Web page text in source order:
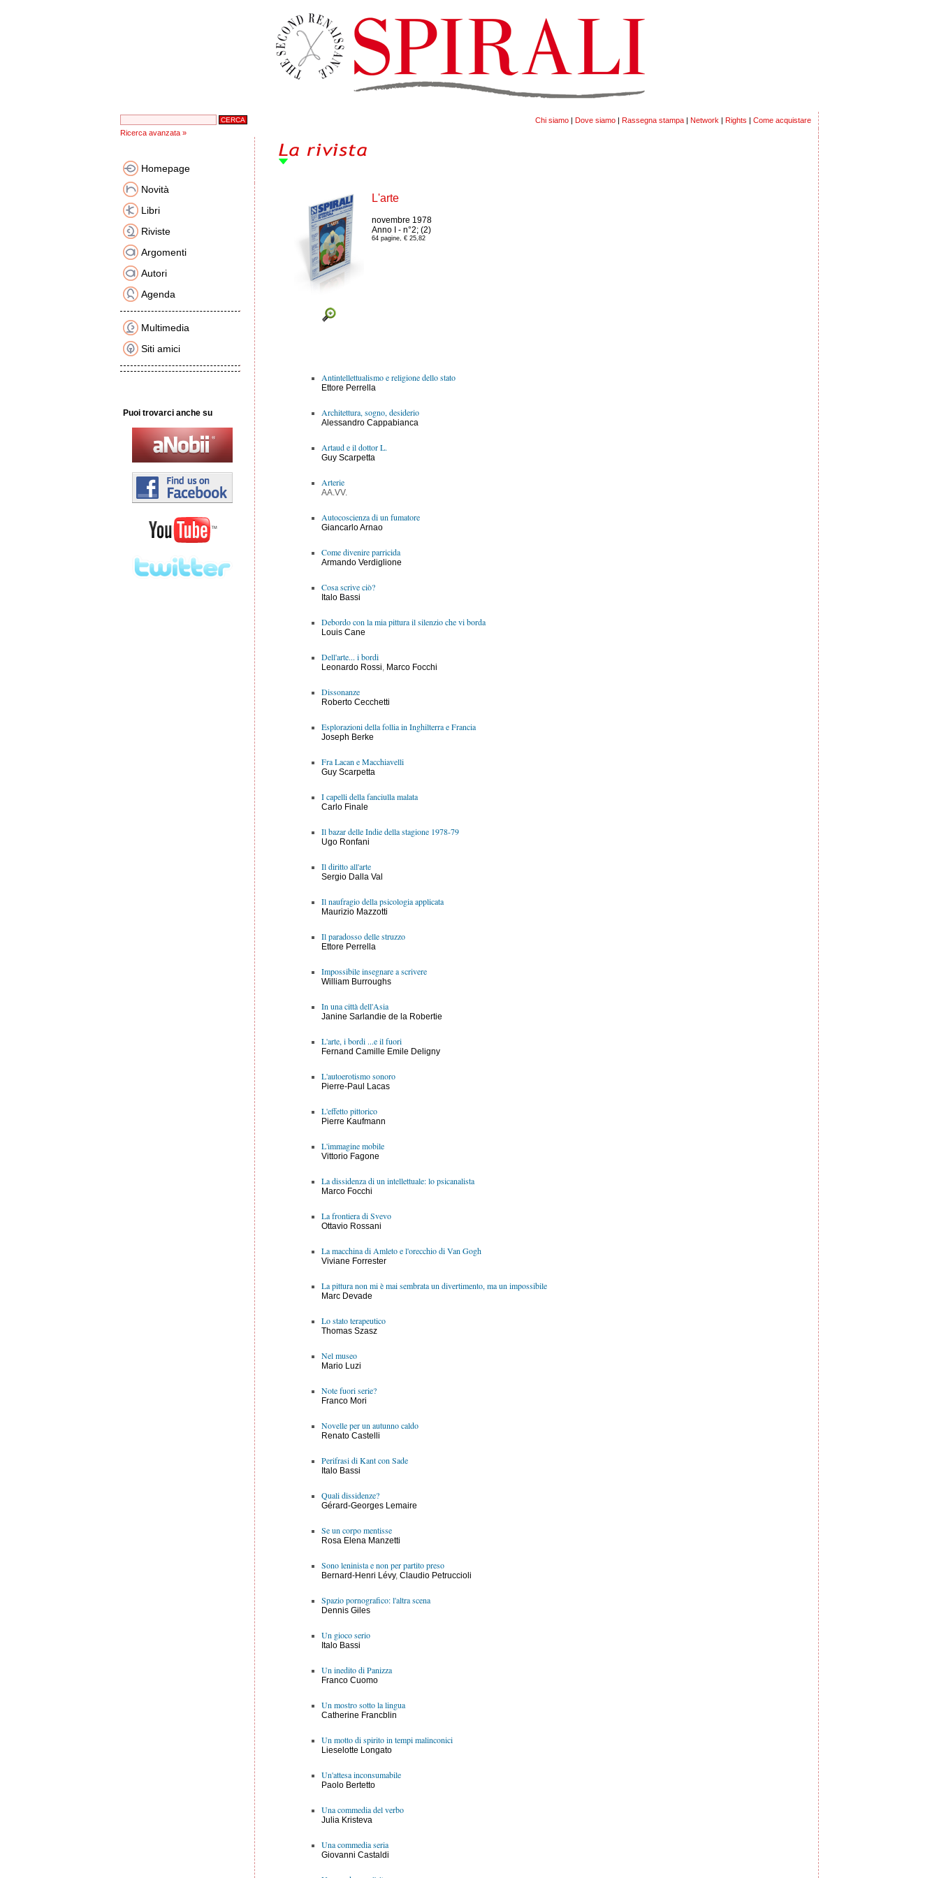
Chi siamo | Dove siamo | Rassegna stampa | Network | Rights | Come acquistare
Ricerca avanzata »
Homepage
Novità
Libri
Riviste
Argomenti
Autori
Agenda
Multimedia
Siti amici
Puoi trovarci anche su
L'arte
novembre 1978
Anno I - n°2; (2)
64 pagine, € 25,82
Antintellettualismo e religione dello stato
Ettore Perrella
Architettura, sogno, desiderio
Alessandro Cappabianca
Artaud e il dottor L.
Guy Scarpetta
Arterie
AA.VV.
Autocoscienza di un fumatore
Giancarlo Arnao
Come divenire parricida
Armando Verdiglione
Cosa scrive ciò?
Italo Bassi
Debordo con la mia pittura il silenzio che vi borda
Louis Cane
Dell'arte... i bordi
Leonardo Rossi, Marco Focchi
Dissonanze
Roberto Cecchetti
Esplorazioni della follia in Inghilterra e Francia
Joseph Berke
Fra Lacan e Macchiavelli
Guy Scarpetta
I capelli della fanciulla malata
Carlo Finale
Il bazar delle Indie della stagione 1978-79
Ugo Ronfani
Il diritto all'arte
Sergio Dalla Val
Il naufragio della psicologia applicata
Maurizio Mazzotti
Il paradosso delle struzzo
Ettore Perrella
Impossibile insegnare a scrivere
William Burroughs
In una città dell'Asia
Janine Sarlandie de la Robertie
L'arte, i bordi ...e il fuori
Fernand Camille Emile Deligny
L'autoerotismo sonoro
Pierre-Paul Lacas
L'effetto pittorico
Pierre Kaufmann
L'immagine mobile
Vittorio Fagone
La dissidenza di un intellettuale: lo psicanalista
Marco Focchi
La frontiera di Svevo
Ottavio Rossani
La macchina di Amleto e l'orecchio di Van Gogh
Viviane Forrester
La pittura non mi è mai sembrata un divertimento, ma un impossibile
Marc Devade
Lo stato terapeutico
Thomas Szasz
Nel museo
Mario Luzi
Note fuori serie?
Franco Mori
Novelle per un autunno caldo
Renato Castelli
Perifrasi di Kant con Sade
Italo Bassi
Quali dissidenze?
Gérard-Georges Lemaire
Se un corpo mentisse
Rosa Elena Manzetti
Sono leninista e non per partito preso
Bernard-Henri Lévy, Claudio Petruccioli
Spazio pornografico: l'altra scena
Dennis Giles
Un gioco serio
Italo Bassi
Un inedito di Panizza
Franco Cuomo
Un mostro sotto la lingua
Catherine Francblin
Un motto di spirito in tempi malinconici
Lieselotte Longato
Un'attesa inconsumabile
Paolo Bertetto
Una commedia del verbo
Julia Kristeva
Una commedia seria
Giovanni Castaldi